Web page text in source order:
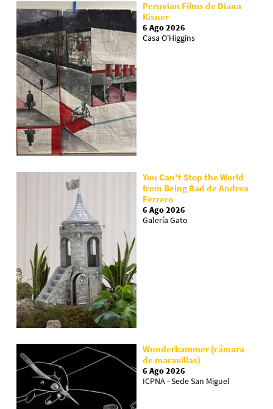
Peruvian Films de Diana
Kisner
6 Ago 2026
Casa O'Higgins
You Can't Stop the World
from Being Bad de Andrea
Ferrero
6 Ago 2026
Galería Gato
Wunderkammer (cámara
de maravillas)
6 Ago 2026
ICPNA - Sede San Miguel